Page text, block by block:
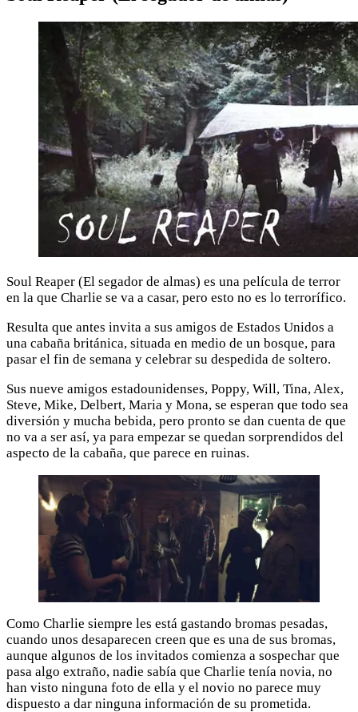
Soul Reaper (El segador de almas) es una película de terror
en la que Charlie se va a casar, pero esto no es lo terrorífico.
Resulta que antes invita a sus amigos de Estados Unidos a
una cabaña británica, situada en medio de un bosque, para
pasar el fin de semana y celebrar su despedida de soltero.
Sus nueve amigos estadounidenses, Poppy, Will, Tina, Alex,
Steve, Mike, Delbert, Maria y Mona, se esperan que todo sea
diversión y mucha bebida, pero pronto se dan cuenta de que
no va a ser así, ya para empezar se quedan sorprendidos del
aspecto de la cabaña, que parece en ruinas.
Como Charlie siempre les está gastando bromas pesadas,
cuando unos desaparecen creen que es una de sus bromas,
aunque algunos de los invitados comienza a sospechar que
pasa algo extraño, nadie sabía que Charlie tenía novia, no
han visto ninguna foto de ella y el novio no parece muy
dispuesto a dar ninguna información de su prometida.